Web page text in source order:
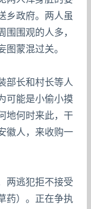
乡政府。两人虽
围观的人多，
图蒙混过关。
部长和村长等人
可能是小偷小摸
地何时来此，干
徽人，来收购一
两逃犯拒不接受
药）。正在争执